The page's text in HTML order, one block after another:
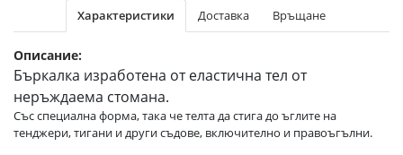
Характеристики Доставка Връщане
Описание:
Бъркалка изработена от еластична тел от
неръждаема стомана.
Със специална форма, така че телта да стига до ъглите на
тенджери, тигани и други съдове, включително и правоъгълни.